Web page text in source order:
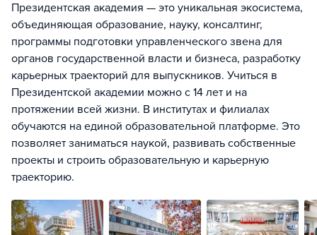
Президентская академия — это уникальная экосистема,
объединяющая образование, науку, консалтинг,
программы подготовки управленческого звена для
органов государственной власти и бизнеса, разработку
карьерных траекторий для выпускников. Учиться в
Президентской академии можно с 14 лет и на
протяжении всей жизни. В институтах и филиалах
обучаются на единой образовательной платформе. Это
позволяет заниматься наукой, развивать собственные
проекты и строить образовательную и карьерную
траекторию.